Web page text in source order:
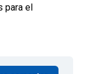
para el